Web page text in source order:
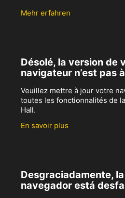
Mehr erfahren
Désolé, la version de
navigateur n’est pas
Veuillez mettre à jour votre
toutes les fonctionnalités de
Hall.
En savoir plus
Desgraciadamente,
navegador está